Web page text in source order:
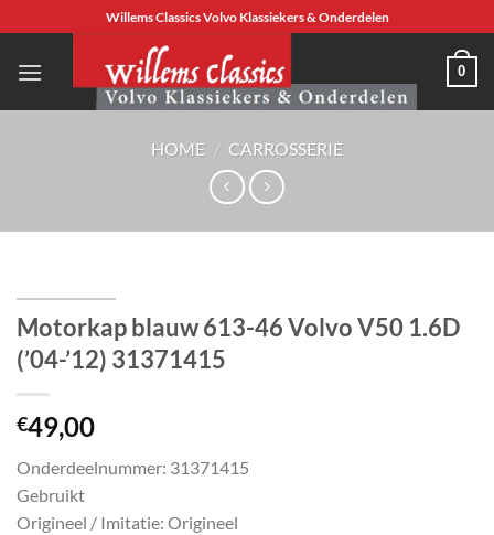
naar
inhoud
Willems Classics Volvo Klassiekers & Onderdelen
0
HOME / CARROSSERIE
Motorkap blauw 613-46 Volvo V50 1.6D
(’04-’12) 31371415
€49,00
Onderdeelnummer: 31371415
Gebruikt
Origineel / Imitatie: Origineel